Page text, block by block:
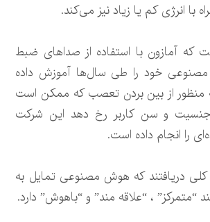
با انرژی کم یا زیاد نیز می‌کند.
آمازون با استفاده از صداهای ضبط
خود را طی سال‌ها آموزش داده
از بین بردن تعصب که ممکن است
و سن کاربر رخ دهد این شرکت
را انجام داده است.
کلی دریافتند که هوش مصنوعی تمایل به
“متمرکز” ، “علاقه مند” و “باهوش” دارد.